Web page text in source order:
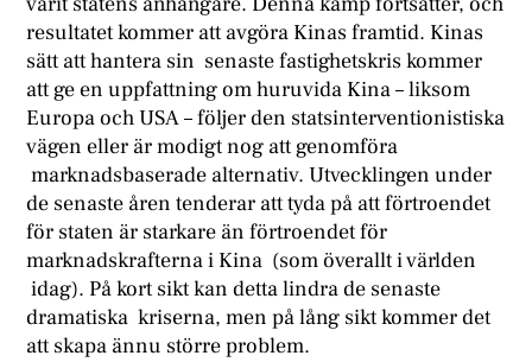
resultatet kommer att avgöra Kinas framtid. Kinas
sätt att hantera sin senaste fastighetskris kommer
att ge en uppfattning om huruvida Kina – liksom
Europa och USA – följer den statsinterventionistiska
vägen eller är modigt nog att genomföra
marknadsbaserade alternativ. Utvecklingen under
de senaste åren tenderar att tyda på att förtroendet
för staten är starkare än förtroendet för
marknadskrafterna i Kina (som överallt i världen
idag). På kort sikt kan detta lindra de senaste
dramatiska kriserna, men på lång sikt kommer det
att skapa ännu större problem.